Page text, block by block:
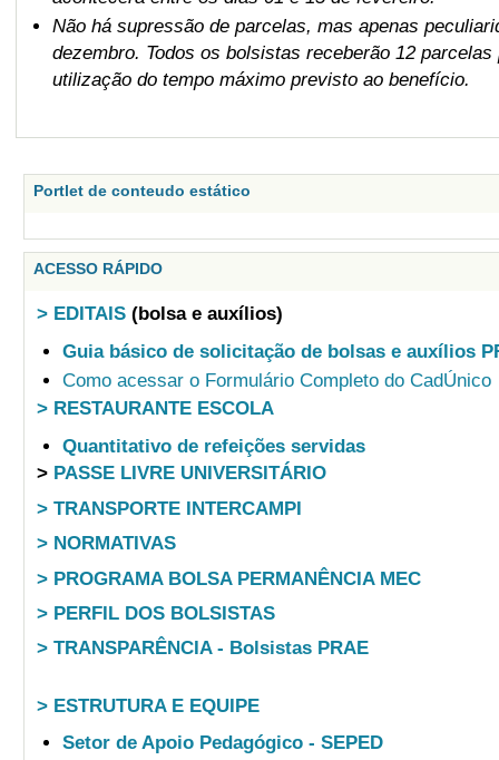
Não há supressão de parcelas, mas apenas
dezembro. Todos os bolsistas receberão 12
utilização do tempo máximo previsto ao benefício.
Portlet de conteudo estático
ACESSO RÁPIDO
> EDITAIS (bolsa e auxílios)
Guia básico de solicitação de bolsas e auxílios
Como acessar o Formulário Completo do CadÚnico
> RESTAURANTE ESCOLA
Quantitativo de refeições servidas
> PASSE LIVRE UNIVERSITÁRIO
> TRANSPORTE INTERCAMPI
> NORMATIVAS
> PROGRAMA BOLSA PERMANÊNCIA MEC
> PERFIL DOS BOLSISTAS
> TRANSPARÊNCIA - Bolsistas PRAE
> ESTRUTURA E EQUIPE
Setor de Apoio Pedagógico - SEPED